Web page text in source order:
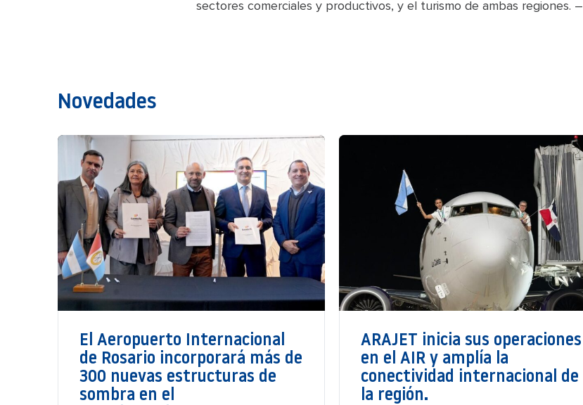
sectores comerciales y productivos, y el turismo de ambas regiones. –
Novedades
El Aeropuerto Internacional
de Rosario incorporará más de
300 nuevas estructuras de
sombra en el
ARAJET inicia sus operaciones
en el AIR y amplía la
conectividad internacional de
la región.